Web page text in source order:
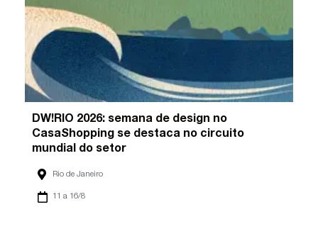
DW!RIO 2026: semana de design no
CasaShopping se destaca no circuito
mundial do setor
Rio de Janeiro
11 a 16/8